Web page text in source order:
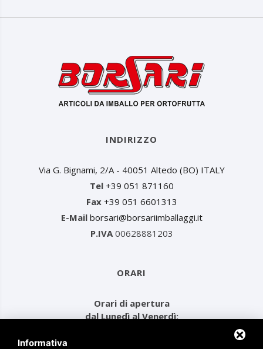
INDIRIZZO
Via G. Bignami, 2/A - 40051 Altedo (BO) ITALY
Tel +39 051 871160
Fax +39 051 6601313
E-Mail borsari@borsariimballaggi.it
P.IVA 00628881203
ORARI
Orari di apertura
dal Lunedì al Venerdì:
Informativa